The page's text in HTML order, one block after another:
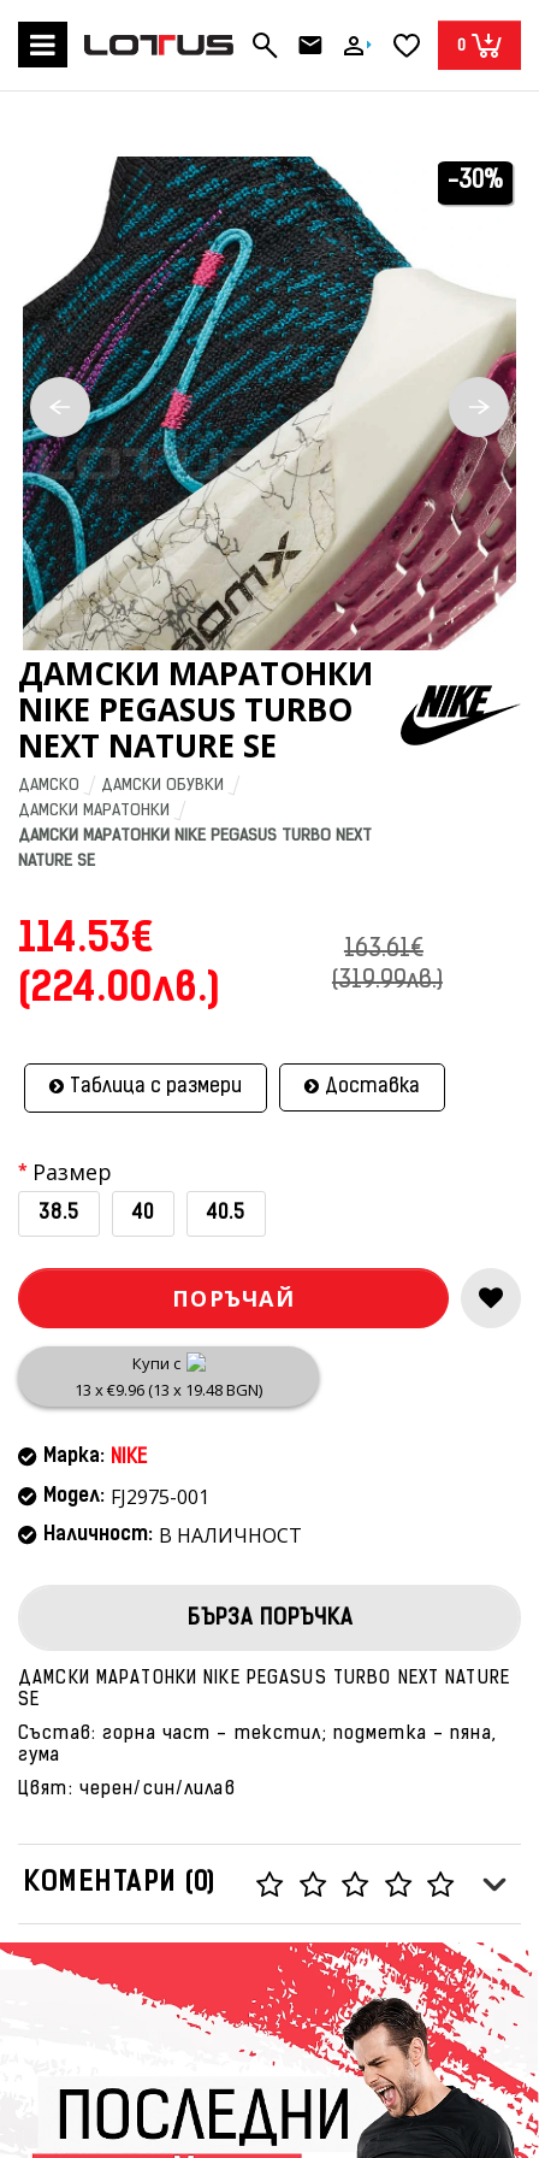
0
-30%
ДАМСКИ МАРАТОНКИ
NIKE PEGASUS TURBO
NEXT NATURE SE
ДАМСКО
ДАМСКИ ОБУВКИ
ДАМСКИ МАРАТОНКИ
ДАМСКИ МАРАТОНКИ NIKE PEGASUS TURBO NEXT
NATURE SE
114.53€
(224.00лв.)
163.61€
(319.99лв.)
Таблица с размери Доставка
Размер
38.5 40 40.5
ПОРЪЧАЙ
Купи с
13 x €9.96 (13 x 19.48 BGN)
Марка: NIKE
Модел: FJ2975-001
Наличност: В НАЛИЧНОСТ
БЪРЗА ПОРЪЧКА
ДАМСКИ МАРАТОНКИ NIKE PEGASUS TURBO NEXT NATURE
SE
Състав: горна част - текстил; подметка - пяна,
гума
Цвят: черен/син/лилав
КОМЕНТАРИ (0)